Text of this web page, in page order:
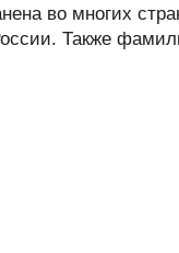
во многих
Также